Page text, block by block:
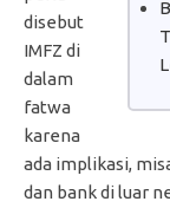
disebut
IMFZ di
dalam
fatwa
karena
ada implikasi,
dan bank di luar